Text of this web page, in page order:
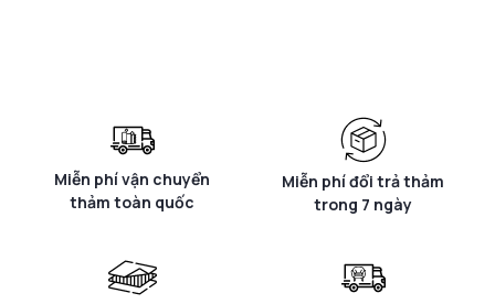
Miễn phí vận chuyển
thảm toàn quốc
Miễn phí đổi trả thảm
trong 7 ngày